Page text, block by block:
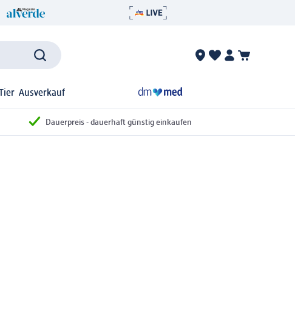
Tier Ausverkauf
Dauerpreis - dauerhaft günstig einkaufen